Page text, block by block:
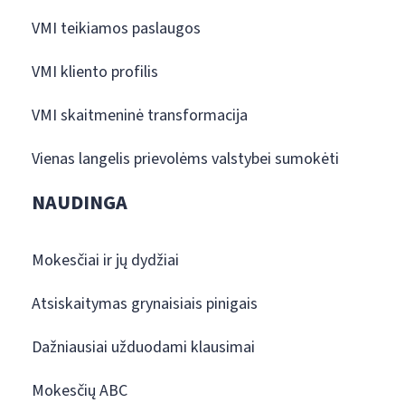
VMI teikiamos paslaugos
VMI kliento profilis
VMI skaitmeninė transformacija
Vienas langelis prievolėms valstybei sumokėti
NAUDINGA
Mokesčiai ir jų dydžiai
Atsiskaitymas grynaisiais pinigais
Dažniausiai užduodami klausimai
Mokesčių ABC